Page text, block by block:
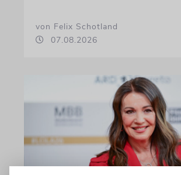
von Felix Schotland
07.08.2026